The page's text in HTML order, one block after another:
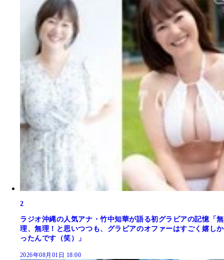
2
ラジオ沖縄の人気アナ・竹中知華が語る初グラビアの記憶「無
理、無理！と思いつつも、グラビアのオファーはすごく嬉しか
ったんです（笑）」
2026年08月01日 18:00